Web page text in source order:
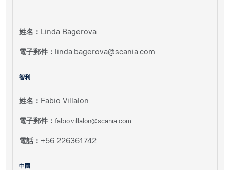
姓名： Linda Bagerova
電子郵件： linda.bagerova@scania.com
智利
姓名： Fabio Villalon
電子郵件： fabio.villalon@scania.com
電話： +56 226361742
中國